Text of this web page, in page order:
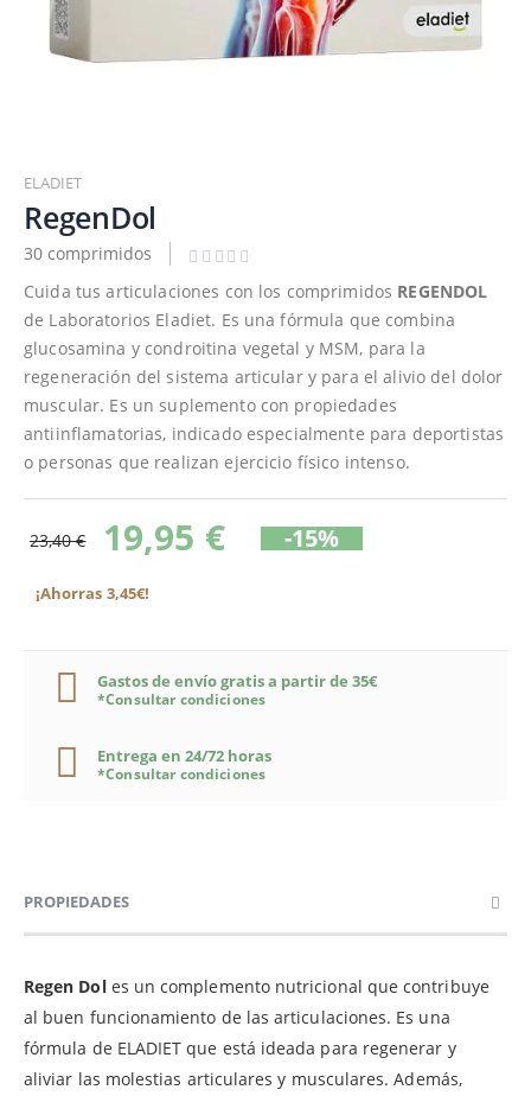
al
comienzo
de
la
galería
imágenes
ELADIET
RegenDol
30 comprimidos
Cuida tus articulaciones con los comprimidos REGENDOL
de Laboratorios Eladiet. Es una fórmula que combina
glucosamina y condroitina vegetal y MSM, para la
regeneración del sistema articular y para el alivio del dolor
muscular. Es un suplemento con propiedades
antiinflamatorias, indicado especialmente para deportistas
o personas que realizan ejercicio físico intenso.
23,40 € 19,95 € -15%
¡Ahorras 3,45€!
Gastos de envío gratis a partir de 35€
*Consultar condiciones
Entrega en 24/72 horas
*Consultar condiciones
PROPIEDADES
Regen Doles un complemento nutricional que contribuye
al buen funcionamiento de las articulaciones. Es una
fórmula de ELADIET que está ideada para regenerar y
aliviar las molestias articulares y musculares. Además,